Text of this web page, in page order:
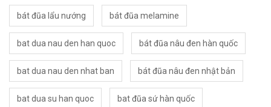
bát đũa lẩu nướng bát đũa melamine
bat dua nau den han quoc bát đũa nâu đen hàn quốc
bat dua nau den nhat ban bát đũa nâu đen nhật bản
bat dua su han quoc bat đũa sứ hàn quốc